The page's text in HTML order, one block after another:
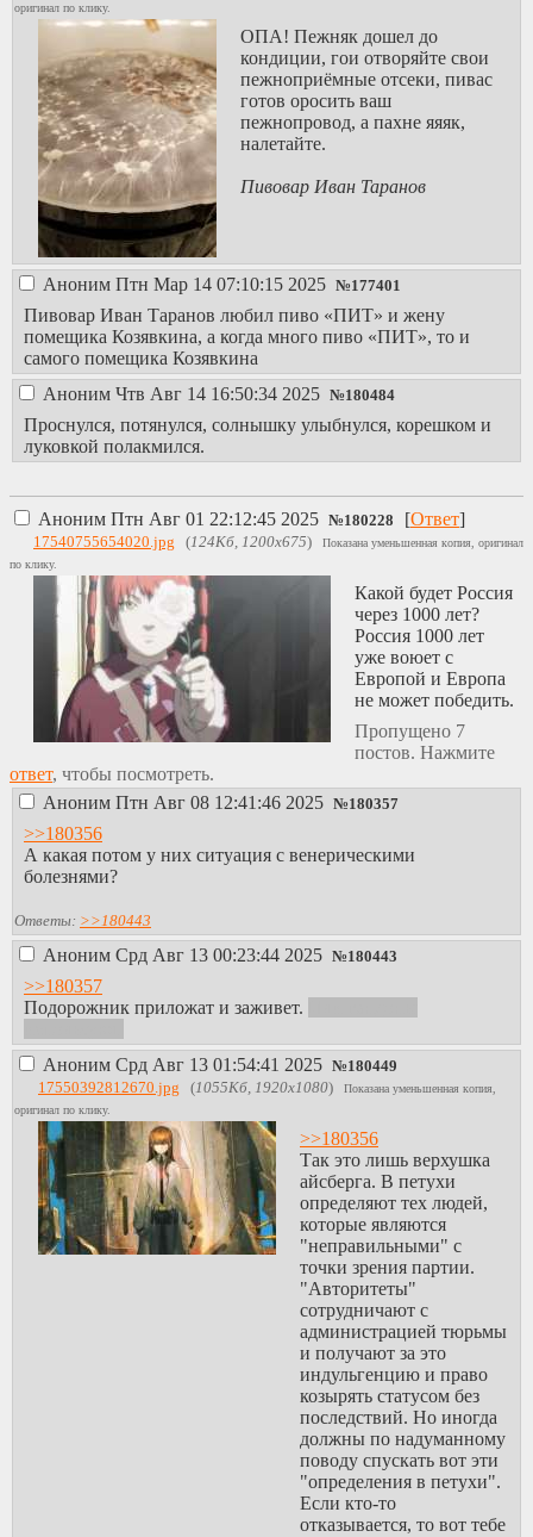
оригинал по клику.
ОПА! Пежняк дошел до
кондиции, гои отворяйте свои
пежноприёмные отсеки, пивас
готов оросить ваш
пежнопровод, а пахне яяяк,
налетайте.
Пивовар Иван Таранов
Аноним Птн Мар 14 07:10:15 2025 №177401
Пивовар Иван Таранов любил пиво «ПИТ» и жену
помещика Козявкина, а когда много пиво «ПИТ», то и
самого помещика Козявкина
Аноним Чтв Авг 14 16:50:34 2025 №180484
Проснулся, потянулся, солнышку улыбнулся, корешком и
луковкой полакмился.
Аноним Птн Авг 01 22:12:45 2025 №180228 [Ответ]
17540755654020.jpg (124Кб, 1200x675)
Показана уменьшенная копия, оригинал
по клику.
Какой будет Россия
через 1000 лет?
Россия 1000 лет
уже воюет с
Европой и Европа
не может победить.
Пропущено 7
постов. Нажмите
ответ, чтобы посмотреть.
Аноним Птн Авг 08 12:41:46 2025 №180357
>>180356
А какая потом у них ситуация с венерическими
болезнями?
Ответы: >>180443
Аноним Срд Авг 13 00:23:44 2025 №180443
>>180357
Подорожник приложат и заживет.
Аноним Срд Авг 13 01:54:41 2025 №180449
17550392812670.jpg (1055Кб, 1920x1080)
Показана уменьшенная копия,
оригинал по клику.
>>180356
Так это лишь верхушка
айсберга. В петухи
определяют тех людей,
которые являются
"неправильными" с
точки зрения партии.
"Авторитеты"
сотрудничают с
администрацией тюрьмы
и получают за это
индульгенцию и право
козырять статусом без
последствий. Но иногда
должны по надуманному
поводу спускать вот эти
"определения в петухи".
Если кто-то
отказывается, то вот тебе